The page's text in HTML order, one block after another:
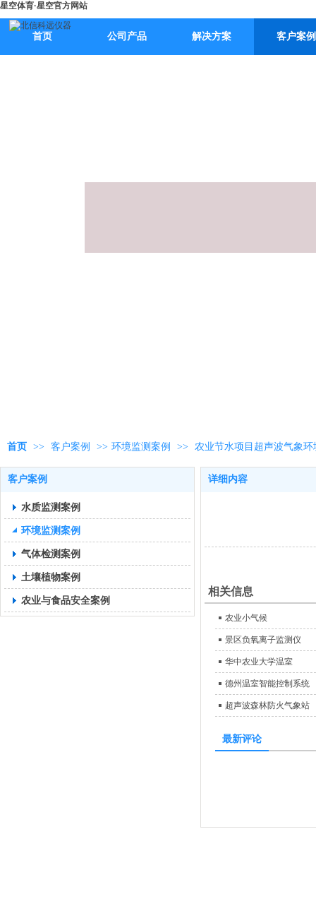
星空体育·星空官方网站
首页 公司产品 解决方案 客户案例
首页 >> 客户案例 >> 环境监测案例 >> 农业节水项目超声波气象环
客户案例
水质监测案例
环境监测案例
气体检测案例
土壤植物案例
农业与食品安全案例
详细内容
相关信息
农业小气候
景区负氧离子监测仪
华中农业大学温室
德州温室智能控制系统
超声波森林防火气象站
最新评论